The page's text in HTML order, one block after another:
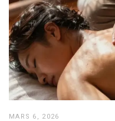
MARS 6, 2026